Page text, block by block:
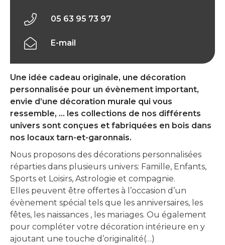
Une idée cadeau originale, une décoration
personnalisée pour un évènement important,
envie d’une décoration murale qui vous
ressemble, … les collections de nos différents
univers sont conçues et fabriquées en bois dans
nos locaux tarn-et-garonnais.
Nous proposons des décorations personnalisées
réparties dans plusieurs univers: Famille, Enfants,
Sports et Loisirs, Astrologie et compagnie.
Elles peuvent être offertes à l’occasion d’un
évènement spécial tels que les anniversaires, les
fêtes, les naissances , les mariages. Ou également
pour compléter votre décoration intérieure en y
ajoutant une touche d’originalité(…)
05 63 95 73 97
E-mail